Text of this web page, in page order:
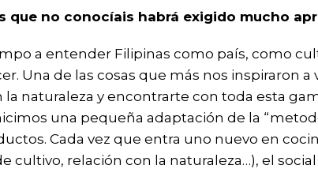
que no conocíais habrá exigido mucho
a entender Filipinas como país, como
Una de las cosas que más nos inspiraron a
naturaleza y encontrarte con toda esta
una pequeña adaptación de la
Cada vez que entra uno nuevo en
cultivo, relación con la naturaleza…), el